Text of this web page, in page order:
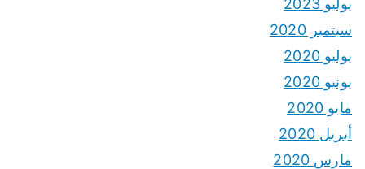
يوليو 2023
سبتمبر 2020
يوليو 2020
يونيو 2020
مايو 2020
أبريل 2020
مارس 2020